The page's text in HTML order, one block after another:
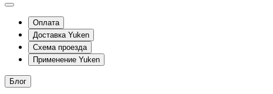
Оплата
Доставка Yuken
Схема проезда
Применение Yuken
Блог